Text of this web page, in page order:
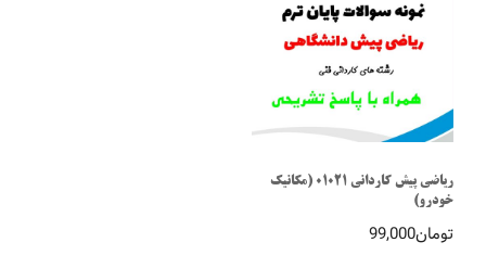
ریاضی پیش کاردانی 01021 (مکانیک
خودرو)
تومان99,000